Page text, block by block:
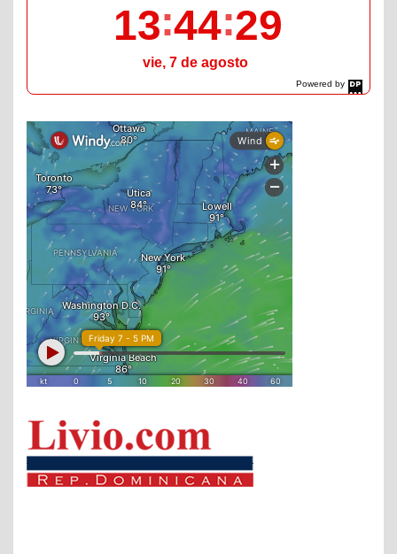
Powered by
DaysPedia.com
13 44 30
vie, 7 de agosto